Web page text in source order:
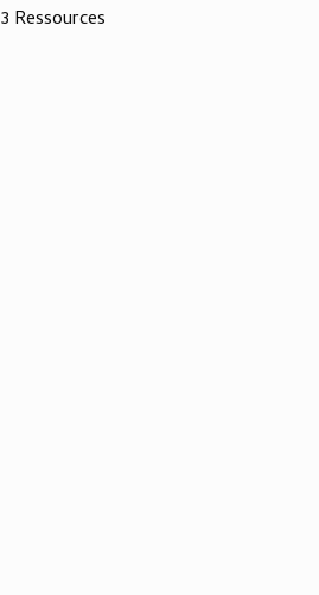
3 Ressources